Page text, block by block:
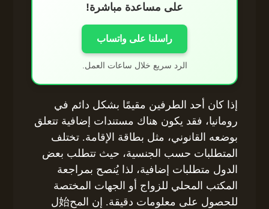
على مساعدة مباشرة!
راسلنا على واتساب
الرد سريع خلال ساعات العمل.
إذا كان أحد الطرفين مقيمًا بشكل دائم في
رومانيا، فقد يكون هناك مستندات إضافية تتعلق
بوضعه القانوني، مثل بطاقة الإقامة. تختلف
المتطلبات حسب الجنسية، حيث تتطلب بعض
الدول متطلبات إضافية، لذا يُنصح بمراجعة
المكتب المحلي للزواج أو الجهات المختصة
للحصول على معلومات دقيقة. إن المح始ل